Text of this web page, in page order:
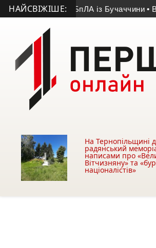
НАЙСВІЖІШЕ:
оператор БпЛА із Бучаччини •
На Тернопільщині
радянський
написами про
Вітчизняну» та
націоналістів»